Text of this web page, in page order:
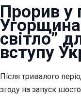
Прорив у
світло”
вступу
Після тривалого
згоду на запуск